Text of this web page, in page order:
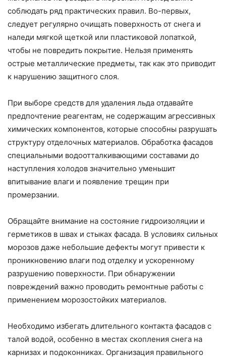
соблюдать ряд практических правил. Во-первых,
следует регулярно очищать поверхность от снега и
наледи мягкой щеткой или пластиковой лопаткой,
чтобы не повредить покрытие. Нельзя применять
острые металлические предметы, так как это приводит
к нарушению защитного слоя.
При выборе средств для удаления льда отдавайте
предпочтение реагентам, не содержащим агрессивных
химических компонентов, которые способны разрушать
структуру отделочных материалов. Обработка фасадов
специальными водоотталкивающими составами до
наступления холодов значительно уменьшит
впитывание влаги и появление трещин при
промерзании.
Обращайте внимание на состояние гидроизоляции и
герметиков в швах и стыках фасада. В условиях сильных
морозов даже небольшие дефекты могут привести к
проникновению влаги под отделку и ускоренному
разрушению поверхности. При обнаружении
повреждений важно проводить ремонтные работы с
применением морозостойких материалов.
Необходимо избегать длительного контакта фасадов с
талой водой, особенно в местах скопления снега на
карнизах и подоконниках. Организация правильного